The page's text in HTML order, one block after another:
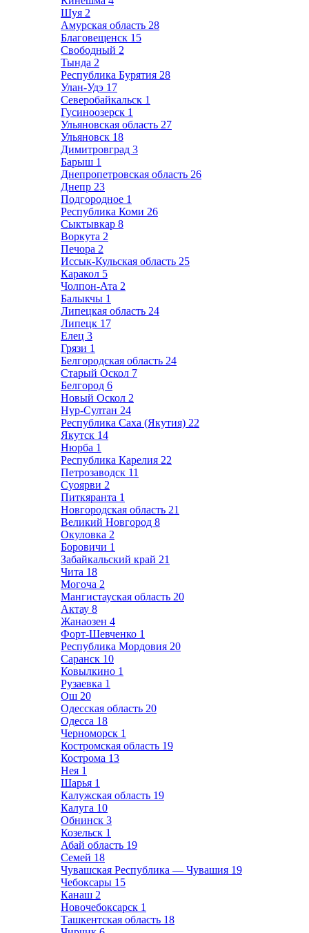
Шуя 2
Амурская область 28
Благовещенск 15
Свободный 2
Тында 2
Республика Бурятия 28
Улан-Удэ 17
Северобайкальск 1
Гусиноозерск 1
Ульяновская область 27
Ульяновск 18
Димитровград 3
Барыш 1
Днепропетровская область 26
Днепр 23
Подгородное 1
Республика Коми 26
Сыктывкар 8
Воркута 2
Печора 2
Иссык-Кульская область 25
Каракол 5
Чолпон-Ата 2
Балыкчы 1
Липецкая область 24
Липецк 17
Елец 3
Грязи 1
Белгородская область 24
Старый Оскол 7
Белгород 6
Новый Оскол 2
Нур-Султан 24
Республика Саха (Якутия) 22
Якутск 14
Нюрба 1
Республика Карелия 22
Петрозаводск 11
Суоярви 2
Питкяранта 1
Новгородская область 21
Великий Новгород 8
Окуловка 2
Боровичи 1
Забайкальский край 21
Чита 18
Могоча 2
Мангистауская область 20
Актау 8
Жанаозен 4
Форт-Шевченко 1
Республика Мордовия 20
Саранск 10
Ковылкино 1
Рузаевка 1
Ош 20
Одесская область 20
Одесса 18
Черноморск 1
Костромская область 19
Кострома 13
Нея 1
Шарья 1
Калужская область 19
Калуга 10
Обнинск 3
Козельск 1
Абай область 19
Семей 18
Чувашская Республика — Чувашия 19
Чебоксары 15
Канаш 2
Новочебоксарск 1
Ташкентская область 18